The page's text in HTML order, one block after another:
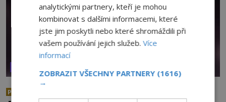
PREMIUM
analytickými partnery, kteří je mohou
kombinovat s dalšími informacemi, které
jste jim poskytli nebo které shromáždili při
vašem používání jejich služeb.Více
informací
ZOBRAZIT VŠECHNY PARTNERY (1616)
→